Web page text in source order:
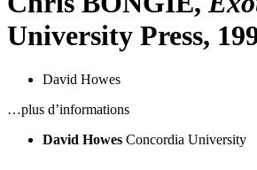
University Press,
David Howes
…plus d’informations
David Howes Concordia University